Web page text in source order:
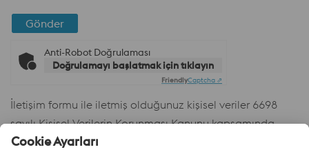
Gönder
Anti-Robot Doğrulaması
Doğrulamayı başlatmak için tıklayın
FriendlyCaptcha ⇗
İletişim formu ile iletmiş olduğunuz kişisel veriler 6698
sayılı Kişisel Verilerin Korunması Kanunu kapsamında
Şirketimiz voestalpine High Performance Metal A.Ş.